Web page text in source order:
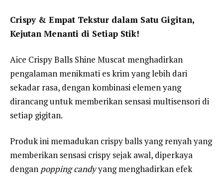
Crispy & Empat Tekstur dalam Satu Gigitan,
Kejutan Menanti di Setiap Stik!
Aice Crispy Balls Shine Muscat menghadirkan
pengalaman menikmati es krim yang lebih dari
sekadar rasa, dengan kombinasi elemen yang
dirancang untuk memberikan sensasi multisensori di
setiap gigitan.
Produk ini memadukan crispy balls yang renyah yang
memberikan sensasi crispy sejak awal, diperkaya
dengan popping candyyang menghadirkan efek